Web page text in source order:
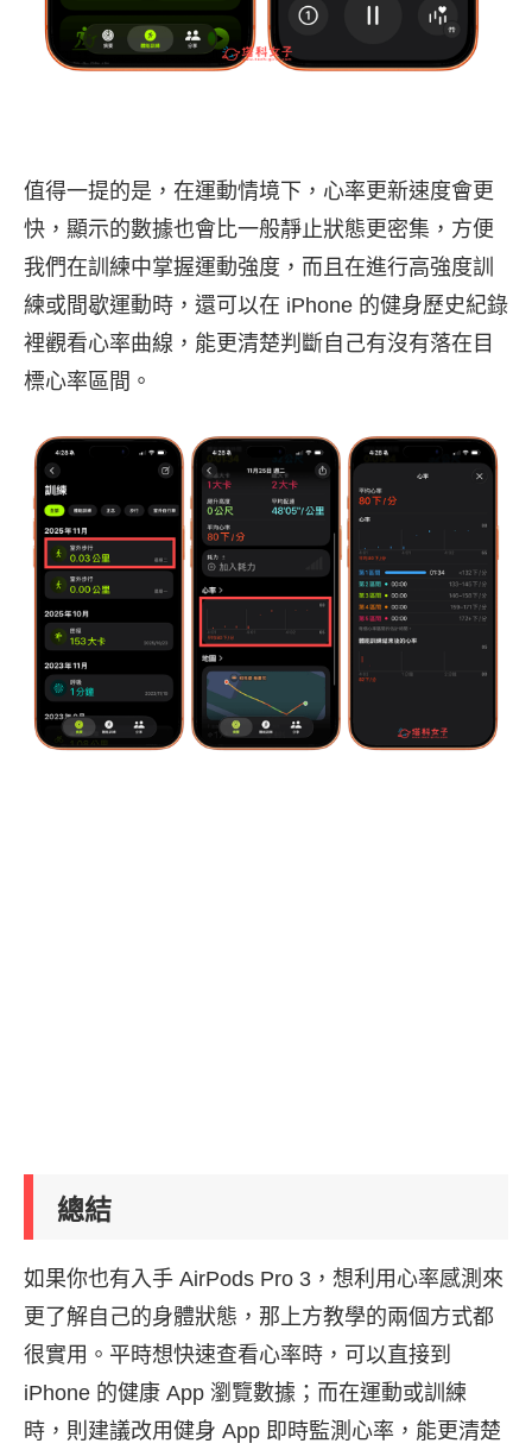
值得一提的是，在運動情境下，心率更新速度會更
快，顯示的數據也會比一般靜止狀態更密集，方便
我們在訓練中掌握運動強度，而且在進行高強度訓
練或間歇運動時，還可以在 iPhone 的健身歷史紀錄
裡觀看心率曲線，能更清楚判斷自己有沒有落在目
標心率區間。
總結
如果你也有入手 AirPods Pro 3，想利用心率感測來
更了解自己的身體狀態，那上方教學的兩個方式都
很實用。平時想快速查看心率時，可以直接到
iPhone 的健康 App 瀏覽數據；而在運動或訓練
時，則建議改用健身 App 即時監測心率，能更清楚